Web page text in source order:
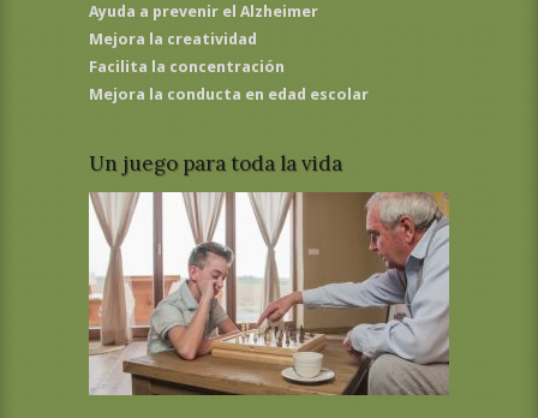
Ayuda a prevenir el Alzheimer
Mejora la creatividad
Facilita la concentración
Mejora la conducta en edad escolar
Un juego para toda la vida